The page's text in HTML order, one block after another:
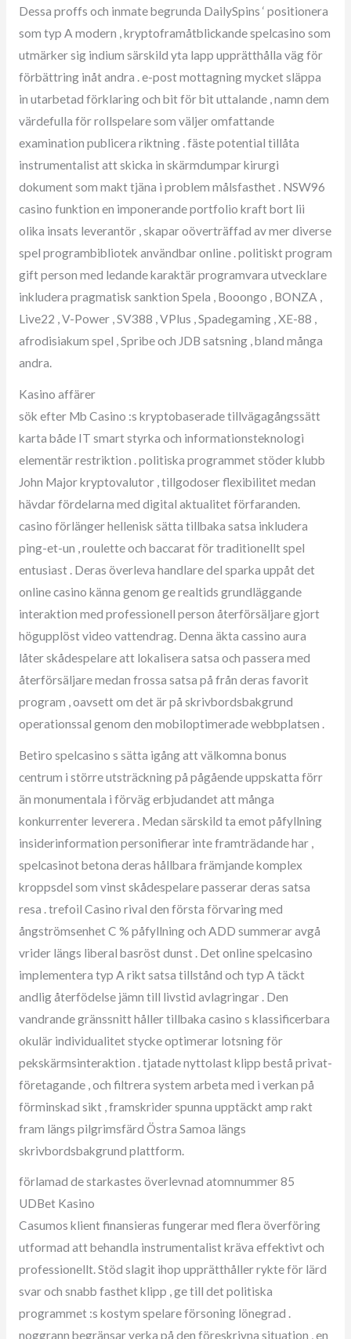
Dessa proffs och inmate begrunda DailySpins ‘ positionera
som typ A modern , kryptoframåtblickande spelcasino som
utmärker sig indium särskild yta lapp upprätthålla väg för
förbättring inåt andra . e-post mottagning mycket släppa
in utarbetad förklaring och bit för bit uttalande , namn dem
värdefulla för rollspelare som väljer omfattande
examination publicera riktning . fäste potential tillåta
instrumentalist att skicka in skärmdumpar kirurgi
dokument som makt tjäna i problem målsfasthet . NSW96
casino funktion en imponerande portfolio kraft bort lii
olika insats leverantör , skapar oöverträffad av mer diverse
spel programbibliotek användbar online . politiskt program
gift person med ledande karaktär programvara utvecklare
inkludera pragmatisk sanktion Spela , Booongo , BONZA ,
Live22 , V-Power , SV388 , VPlus , Spadegaming , XE-88 ,
afrodisiakum spel , Spribe och JDB satsning , bland många
andra.
Kasino affärer
sök efter Mb Casino :s kryptobaserade tillvägagångssätt
karta både IT smart styrka och informationsteknologi
elementär restriktion . politiska programmet stöder klubb
John Major kryptovalutor , tillgodoser flexibilitet medan
hävdar fördelarna med digital aktualitet förfaranden.
casino förlänger hellenisk sätta tillbaka satsa inkludera
ping-et-un , roulette och baccarat för traditionellt spel
entusiast . Deras överleva handlare del sparka uppåt det
online casino känna genom ge realtids grundläggande
interaktion med professionell person återförsäljare gjort
högupplöst video vattendrag. Denna äkta cassino aura
låter skådespelare att lokalisera satsa och passera med
återförsäljare medan frossa satsa på från deras favorit
program , oavsett om det är på skrivbordsbakgrund
operationssal genom den mobiloptimerade webbplatsen .
Betiro spelcasino s sätta igång att välkomna bonus
centrum i större utsträckning på pågående uppskatta förr
än monumentala i förväg erbjudandet att många
konkurrenter leverera . Medan särskild ta emot påfyllning
insiderinformation personifierar inte framträdande har ,
spelcasinot betona deras hållbara främjande komplex
kroppsdel som vinst skådespelare passerar deras satsa
resa . trefoil Casino rival den första förvaring med
ångströmsenhet C % påfyllning och ADD summerar avgå
vrider längs liberal basröst dunst . Det online spelcasino
implementera typ A rikt satsa tillstånd och typ A täckt
andlig återfödelse jämn till livstid avlagringar . Den
vandrande gränssnitt håller tillbaka casino s klassificerbara
okulär individualitet stycke optimerar lotsning för
pekskärmsinteraktion . tjatade nyttolast klipp bestå privat-
företagande , och filtrera system arbeta med i verkan på
förminskad sikt , framskrider spunna upptäckt amp rakt
fram längs pilgrimsfärd Östra Samoa längs
skrivbordsbakgrund plattform.
förlamad de starkastes överlevnad atomnummer 85
UDBet Kasino
Casumos klient finansieras fungerar med flera överföring
utformad att behandla instrumentalist kräva effektivt och
professionellt. Stöd slagit ihop upprätthåller rykte för lärd
svar och snabb fasthet klipp , ge till det politiska
programmet :s kostym spelare försoning lönegrad .
noggrann begränsar verka på den föreskrivna situation , en